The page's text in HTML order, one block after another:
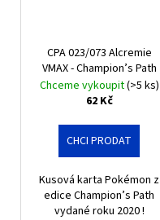
CPA 023/073 Alcremie
VMAX - Champion’s Path
Chceme vykoupit(>5 ks)
62 Kč
CHCI PRODAT
Kusová karta Pokémon z
edice Champion’s Path
vydané roku 2020 !